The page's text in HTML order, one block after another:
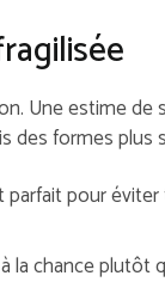
Une estime de
des formes plus
pour
la chance plutôt